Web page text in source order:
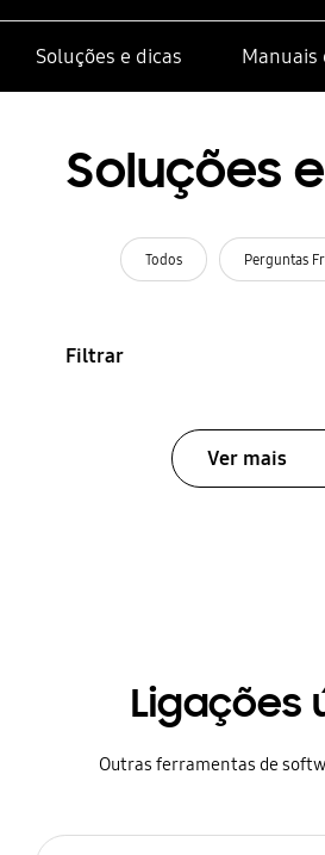
Soluções e dicas Manuais
Soluções
Todos Perguntas
Filtrar
Ver mais
Ligações
Outras ferramentas de